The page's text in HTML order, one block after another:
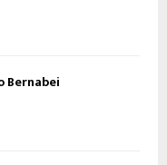
Bernabei